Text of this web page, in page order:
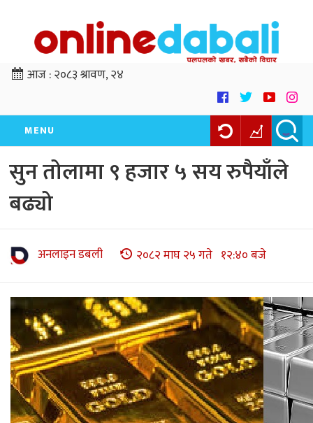
आज :२०८३ श्रावण, २४
MENU
सुन तोलामा ९ हजार ५ सय रुपैयाँले
बढ्यो
अनलाइन डबली २०८२ माघ २५ गते १२:४० बजे